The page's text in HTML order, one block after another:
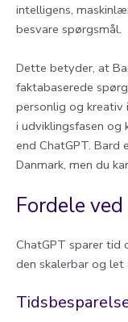
intelligens,
besvare spørgsmål.
Dette betyder, at
faktabaserede
personlig og kreativ
i udviklingsfasen
end ChatGPT.
Danmark, men du
Fordele
ChatGPT sparer tid
den skalerbar og